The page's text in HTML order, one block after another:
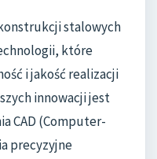
stalowych
które
i jakość realizacji
innowacji jest
CAD (Computer-
precyzyjne